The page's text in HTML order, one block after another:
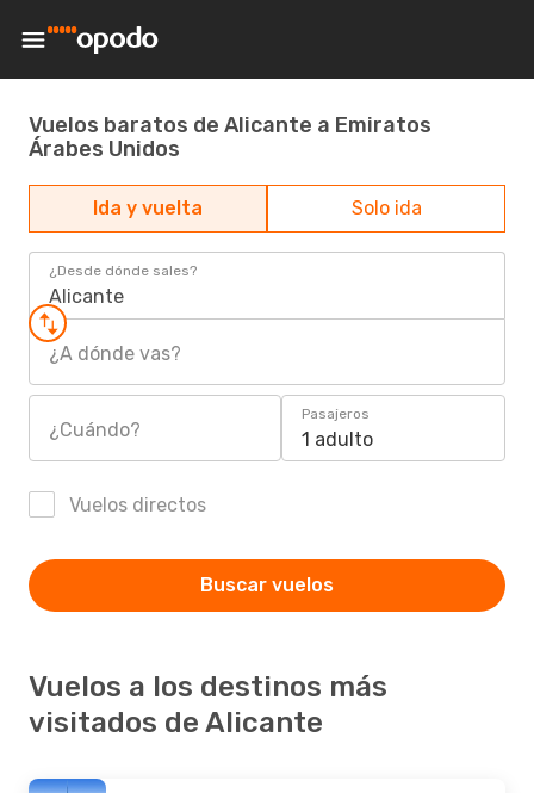
Vuelos baratos de Alicante a Emiratos
Árabes Unidos
Ida y vuelta Solo ida
¿Desde dónde sales?
Alicante
¿A dónde vas?
¿Cuándo?
Pasajeros
1 adulto
Vuelos directos
Buscar vuelos
Vuelos a los destinos más
visitados de Alicante